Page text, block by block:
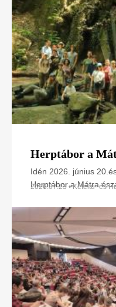
Herptábor a
Idén 2026. június
Herptábor a Mátra
2026.07.23 • Kétéltű- és